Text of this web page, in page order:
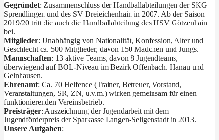
Gegründet: Zusammenschluss der Handballabteilungen der SKG
Sprendlingen und des SV Dreieichenhain in 2007. Ab der Saison
2019/20 tritt die auch die Handballabteilung des HSV Götzenhain
bei.
Mitglieder: Unabhängig von Nationalität, Konfession, Alter und
Geschlecht ca. 500 Mitglieder, davon 150 Mädchen und Jungs.
Mannschaften: 13 aktive Teams, davon 8 Jugendteams,
überwiegend auf BOL-Niveau im Bezirk Offenbach, Hanau und
Gelnhausen.
Ehrenamt: Ca. 70 Helfende (Trainer, Betreuer, Vorstand,
Veranstaltungen, SR, ZN, u.v.m.) wirken gemeinsam für einen
funktionierenden Vereinsbetrieb.
Preisträger: Auszeichnung der Jugendarbeit mit dem
Jugendförderpreis der Sparkasse Langen-Seligenstadt in 2013.
Unsere Aufgaben: